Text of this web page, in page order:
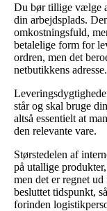
Du bør tillige vælge
din arbejdsplads.
omkostningsfuld,
betalelige form for
ordren, men det
netbutikkens adresse.
står og skal bruge
altså essentielt at
den relevante vare.
Størstedelen af
på utallige
men det er regnet
besluttet tidspunkt,
forinden